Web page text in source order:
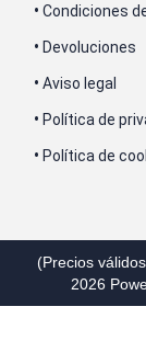
• Condiciones
• Devoluciones
• Aviso legal
• Política de
• Política de
(Precios
2026